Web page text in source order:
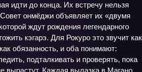
идти до конца. Их встречу нельзя
онмёджи объявляет их «двумя
ждут рождения легендарного
кэгарэ. Для Рокуро это звучит как
обязанность, и оба понимают:
подталкивать и проверять, пока
вырастут. Каждая вылазка в Магано